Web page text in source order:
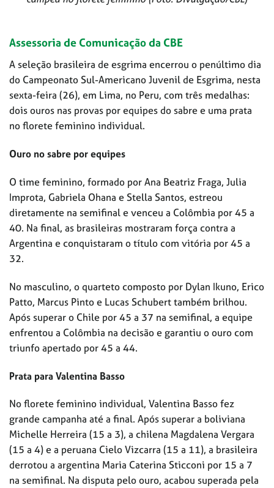
Assessoria de Comunicação da CBE
A seleção brasileira de esgrima encerrou o penúltimo dia
do Campeonato Sul-Americano Juvenil de Esgrima, nesta
sexta-feira (26), em Lima, no Peru, com três medalhas:
dois ouros nas provas por equipes do sabre e uma prata
no florete feminino individual.
Ouro no sabre por equipes
O time feminino, formado por Ana Beatriz Fraga, Julia
Improta, Gabriela Ohana e Stella Santos, estreou
diretamente na semifinal e venceu a Colômbia por 45 a
40. Na final, as brasileiras mostraram força contra a
Argentina e conquistaram o título com vitória por 45 a
32.
No masculino, o quarteto composto por Dylan Ikuno, Erico
Patto, Marcus Pinto e Lucas Schubert também brilhou.
Após superar o Chile por 45 a 37 na semifinal, a equipe
enfrentou a Colômbia na decisão e garantiu o ouro com
triunfo apertado por 45 a 44.
Prata para Valentina Basso
No florete feminino individual, Valentina Basso fez
grande campanha até a final. Após superar a boliviana
Michelle Herreira (15 a 3), a chilena Magdalena Vergara
(15 a 4) e a peruana Cielo Vizcarra (15 a 11), a brasileira
derrotou a argentina Maria Caterina Sticconi por 15 a 7
na semifinal. Na disputa pelo ouro, acabou superada pela